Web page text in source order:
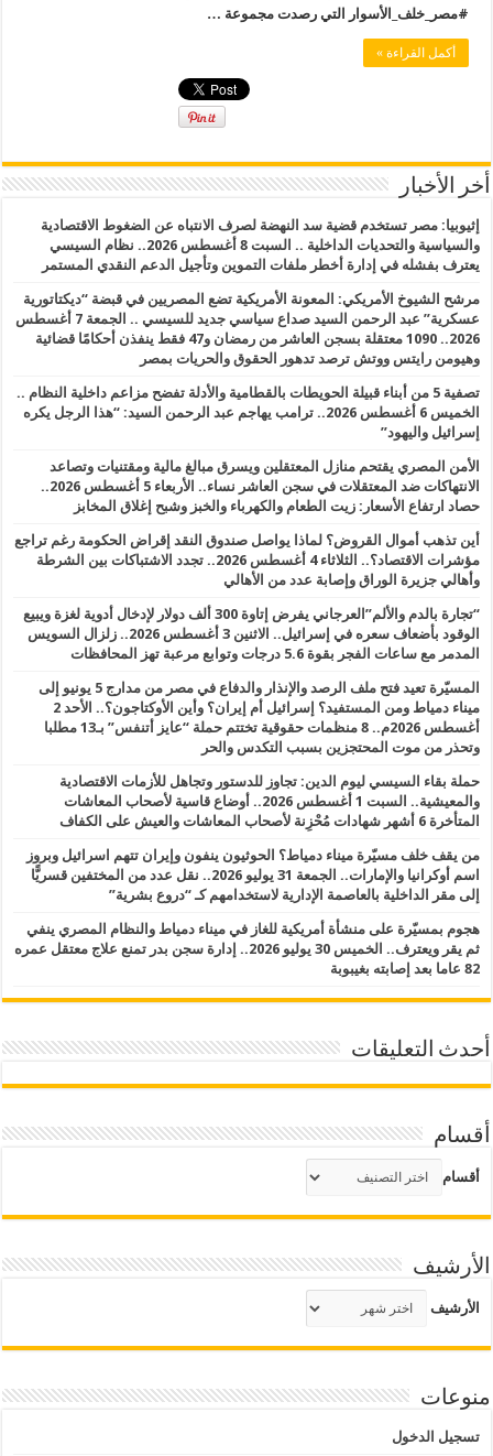
#مصر_خلف_الأسوار التي رصدت مجموعة …
أكمل القراءة »
أخر الأخبار
إثيوبيا: مصر تستخدم قضية سد النهضة لصرف الانتباه عن الضغوط الاقتصادية
والسياسية والتحديات الداخلية .. السبت 8 أغسطس 2026.. نظام السيسي
يعترف بفشله في إدارة أخطر ملفات التموين وتأجيل الدعم النقدي المستمر
مرشح الشيوخ الأمريكي: المعونة الأمريكية تضع المصريين في قبضة “ديكتاتورية
عسكرية” عبد الرحمن السيد صداع سياسي جديد للسيسي .. الجمعة 7 أغسطس
2026.. 1090 معتقلة بسجن العاشر من رمضان و47 فقط ينفذن أحكامًا قضائية
وهيومن رايتس ووتش ترصد تدهور الحقوق والحريات بمصر
تصفية 5 من أبناء قبيلة الحويطات بالقطامية والأدلة تفضح مزاعم داخلية النظام ..
الخميس 6 أغسطس 2026.. ترامب يهاجم عبد الرحمن السيد: “هذا الرجل يكره
إسرائيل واليهود”
الأمن المصري يقتحم منازل المعتقلين ويسرق مبالغ مالية ومقتنيات وتصاعد
الانتهاكات ضد المعتقلات في سجن العاشر نساء.. الأربعاء 5 أغسطس 2026..
حصاد ارتفاع الأسعار: زيت الطعام والكهرباء والخبز وشبح إغلاق المخابز
أين تذهب أموال القروض؟ لماذا يواصل صندوق النقد إقراض الحكومة رغم تراجع
مؤشرات الاقتصاد؟.. الثلاثاء 4 أغسطس 2026.. تجدد الاشتباكات بين الشرطة
وأهالي جزيرة الوراق وإصابة عدد من الأهالي
“تجارة بالدم والألم”العرجاني يفرض إتاوة 300 ألف دولار لإدخال أدوية لغزة ويبيع
الوقود بأضعاف سعره في إسرائيل.. الاثنين 3 أغسطس 2026.. زلزال السويس
المدمر مع ساعات الفجر بقوة 5.6 درجات وتوابع مرعبة تهز المحافظات
المسيّرة تعيد فتح ملف الرصد والإنذار والدفاع في مصر من مدارج 5 يونيو إلى
ميناء دمياط ومن المستفيد؟ إسرائيل أم إيران؟ وأين الأوكتاجون؟.. الأحد 2
أغسطس 2026م.. 8 منظمات حقوقية تختتم حملة “عايز أتنفس” بـ13 مطلبا
وتحذر من موت المحتجزين بسبب التكدس والحر
حملة بقاء السيسي ليوم الدين: تجاوز للدستور وتجاهل للأزمات الاقتصادية
والمعيشية.. السبت 1 أغسطس 2026.. أوضاع قاسية لأصحاب المعاشات
المتأخرة 6 أشهر شهادات مُحْزِنة لأصحاب المعاشات والعيش على الكفاف
من يقف خلف مسيّرة ميناء دمياط؟ الحوثيون ينفون وإيران تتهم اسرائيل وبروز
اسم أوكرانيا والإمارات.. الجمعة 31 يوليو 2026.. نقل عدد من المختفين قسريًّا
إلى مقر الداخلية بالعاصمة الإدارية لاستخدامهم كـ “دروع بشرية”
هجوم بمسيّرة على منشأة أمريكية للغاز في ميناء دمياط والنظام المصري ينفي
ثم يقر ويعترف.. الخميس 30 يوليو 2026.. إدارة سجن بدر تمنع علاج معتقل عمره
82 عاما بعد إصابته بغيبوبة
أحدث التعليقات
أقسام
أقسام
الأرشيف
الأرشيف
منوعات
تسجيل الدخول